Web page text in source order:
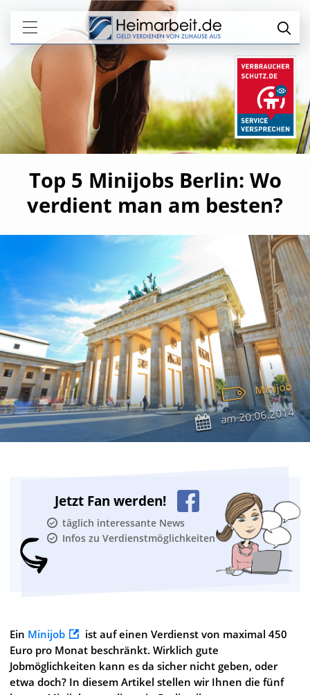
Top 5 Minijobs Berlin: Wo
verdient man am besten?
Minijob
am20.06.2014
Jetzt Fan werden!
täglich interessante News
Infos zu Verdienstmöglichkeiten
Ein Minijob
ist auf einen Verdienst von maximal 450
Euro pro Monat beschränkt. Wirklich gute
Jobmöglichkeiten kann es da sicher nicht geben, oder
etwa doch? In diesem Artikel stellen wir Ihnen die fünf